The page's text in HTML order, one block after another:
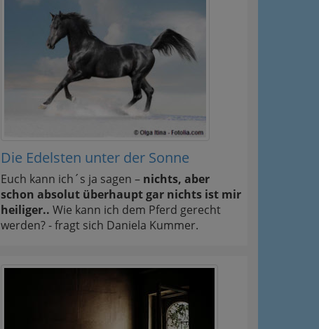
Die Edelsten unter der Sonne
Euch kann ich´s ja sagen – nichts, aber
schon absolut überhaupt gar nichts ist mir
heiliger.. Wie kann ich dem Pferd gerecht
werden? - fragt sich Daniela Kummer.